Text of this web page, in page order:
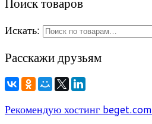
Искать:
Расскажи друзьям
Рекомендую хостинг beget.com